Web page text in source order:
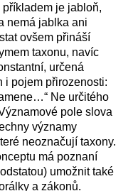
je jabloň,
nemá jablka ani
ovšem přináší
taxonu, navíc
určená
i pojem přirozenosti:
Ne určitého
pole slova
významy
neoznačují taxony.
má poznaní
umožnit také
a zákonů.